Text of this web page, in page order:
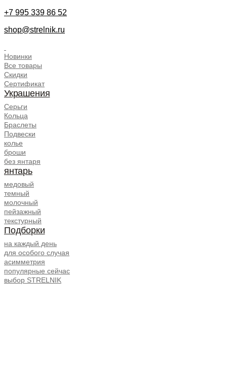
+7 995 339 86 52
shop@strelnik.ru
Новинки
Все товары
Скидки
Сертификат
Украшения
Серьги
Кольца
Браслеты
Подвески
колье
броши
без янтаря
янтарь
медовый
темный
молочный
пейзажный
текстурный
Подборки
на каждый день
для особого случая
асимметрия
популярные сейчас
выбор STRELNIK